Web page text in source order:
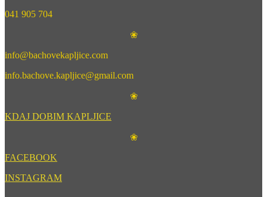
041 905 704
❀
info@bachovekapljice.com
info.bachove.kapljice@gmail.com
❀
KDAJ DOBIM KAPLJICE
❀
FACEBOOK
INSTAGRAM